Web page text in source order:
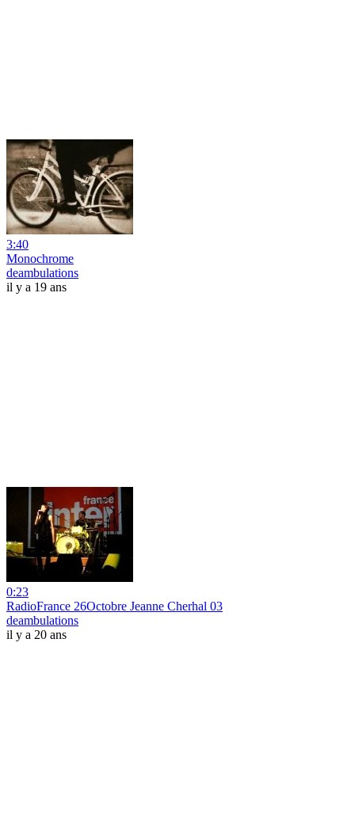
3:40
Monochrome
deambulations
il y a 19 ans
0:23
RadioFrance 26Octobre Jeanne Cherhal 03
deambulations
il y a 20 ans